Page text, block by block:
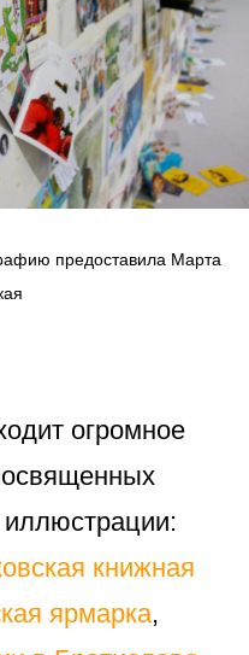
предоставила Марта
огромное
иллюстрации:
книжная
ярмарка,